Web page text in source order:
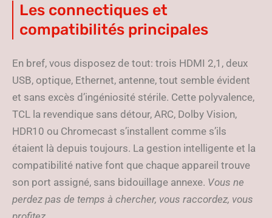
Les connectiques et
compatibilités principales
En bref, vous disposez de tout: trois HDMI 2,1, deux
USB, optique, Ethernet, antenne, tout semble évident
et sans excès d’ingéniosité stérile. Cette polyvalence,
TCL la revendique sans détour, ARC, Dolby Vision,
HDR10 ou Chromecast s’installent comme s’ils
étaient là depuis toujours. La gestion intelligente et la
compatibilité native font que chaque appareil trouve
son port assigné, sans bidouillage annexe. Vous ne
perdez pas de temps à chercher, vous raccordez, vous